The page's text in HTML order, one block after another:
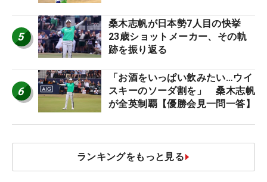
5
桑木志帆が日本勢7人目の快挙
23歳ショットメーカー、その軌
跡を振り返る
6
「お酒をいっぱい飲みたい…ウイ
スキーのソーダ割を」 桑木志帆
が全英制覇【優勝会見一問一答】
ランキングをもっと見る